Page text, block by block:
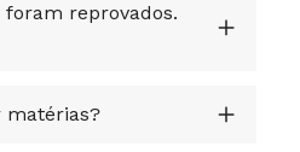
reprovados.
matérias?